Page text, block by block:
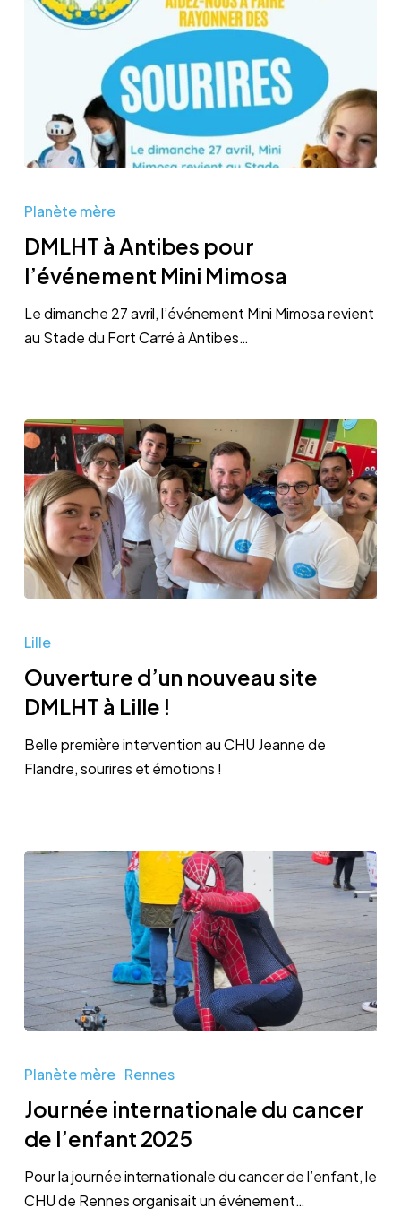
à
pour
l’événement
Mimosa
Planète mère
DMLHT à Antibes pour
l’événement Mini Mimosa
Le dimanche 27 avril, l’événement Mini Mimosa revient
au Stade du Fort Carré à Antibes…
d’un
site
DMLHT
Lille
!
Lille
Ouverture d’un nouveau site
DMLHT à Lille !
Belle première intervention au CHU Jeanne de
Flandre, sourires et émotions !
internationale
cancer
de
2025
Planète mère Rennes
Journée internationale du cancer
de l’enfant 2025
Pour la journée internationale du cancer de l’enfant, le
CHU de Rennes organisait un événement…